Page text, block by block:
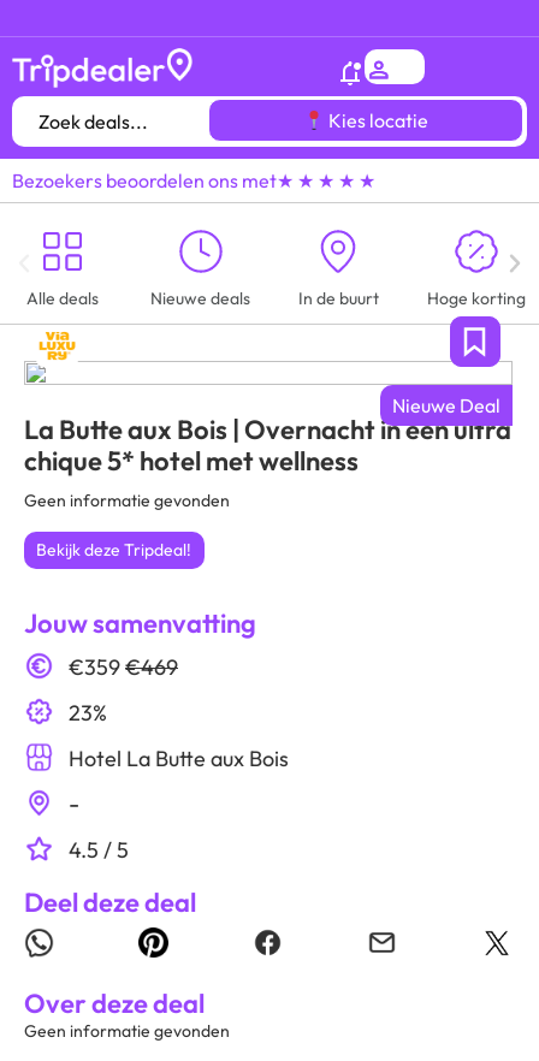
Hetgróótste voordeeluitjes overzichtvan heel
Kies locatie
Bezoekers beoordelen ons met★ ★ ★ ★ ★
Alle deals Nieuwe deals In de buurt Hoge korting
Nieuwe Deal
La Butte aux Bois | Overnacht in een ultra
chique 5* hotel met wellness
Geen informatie gevonden
Bekijk deze Tripdeal!
Jouw samenvatting
€359€469
23%
Hotel La Butte aux Bois
-
4.5 / 5
Deel deze deal
Over deze deal
Geen informatie gevonden